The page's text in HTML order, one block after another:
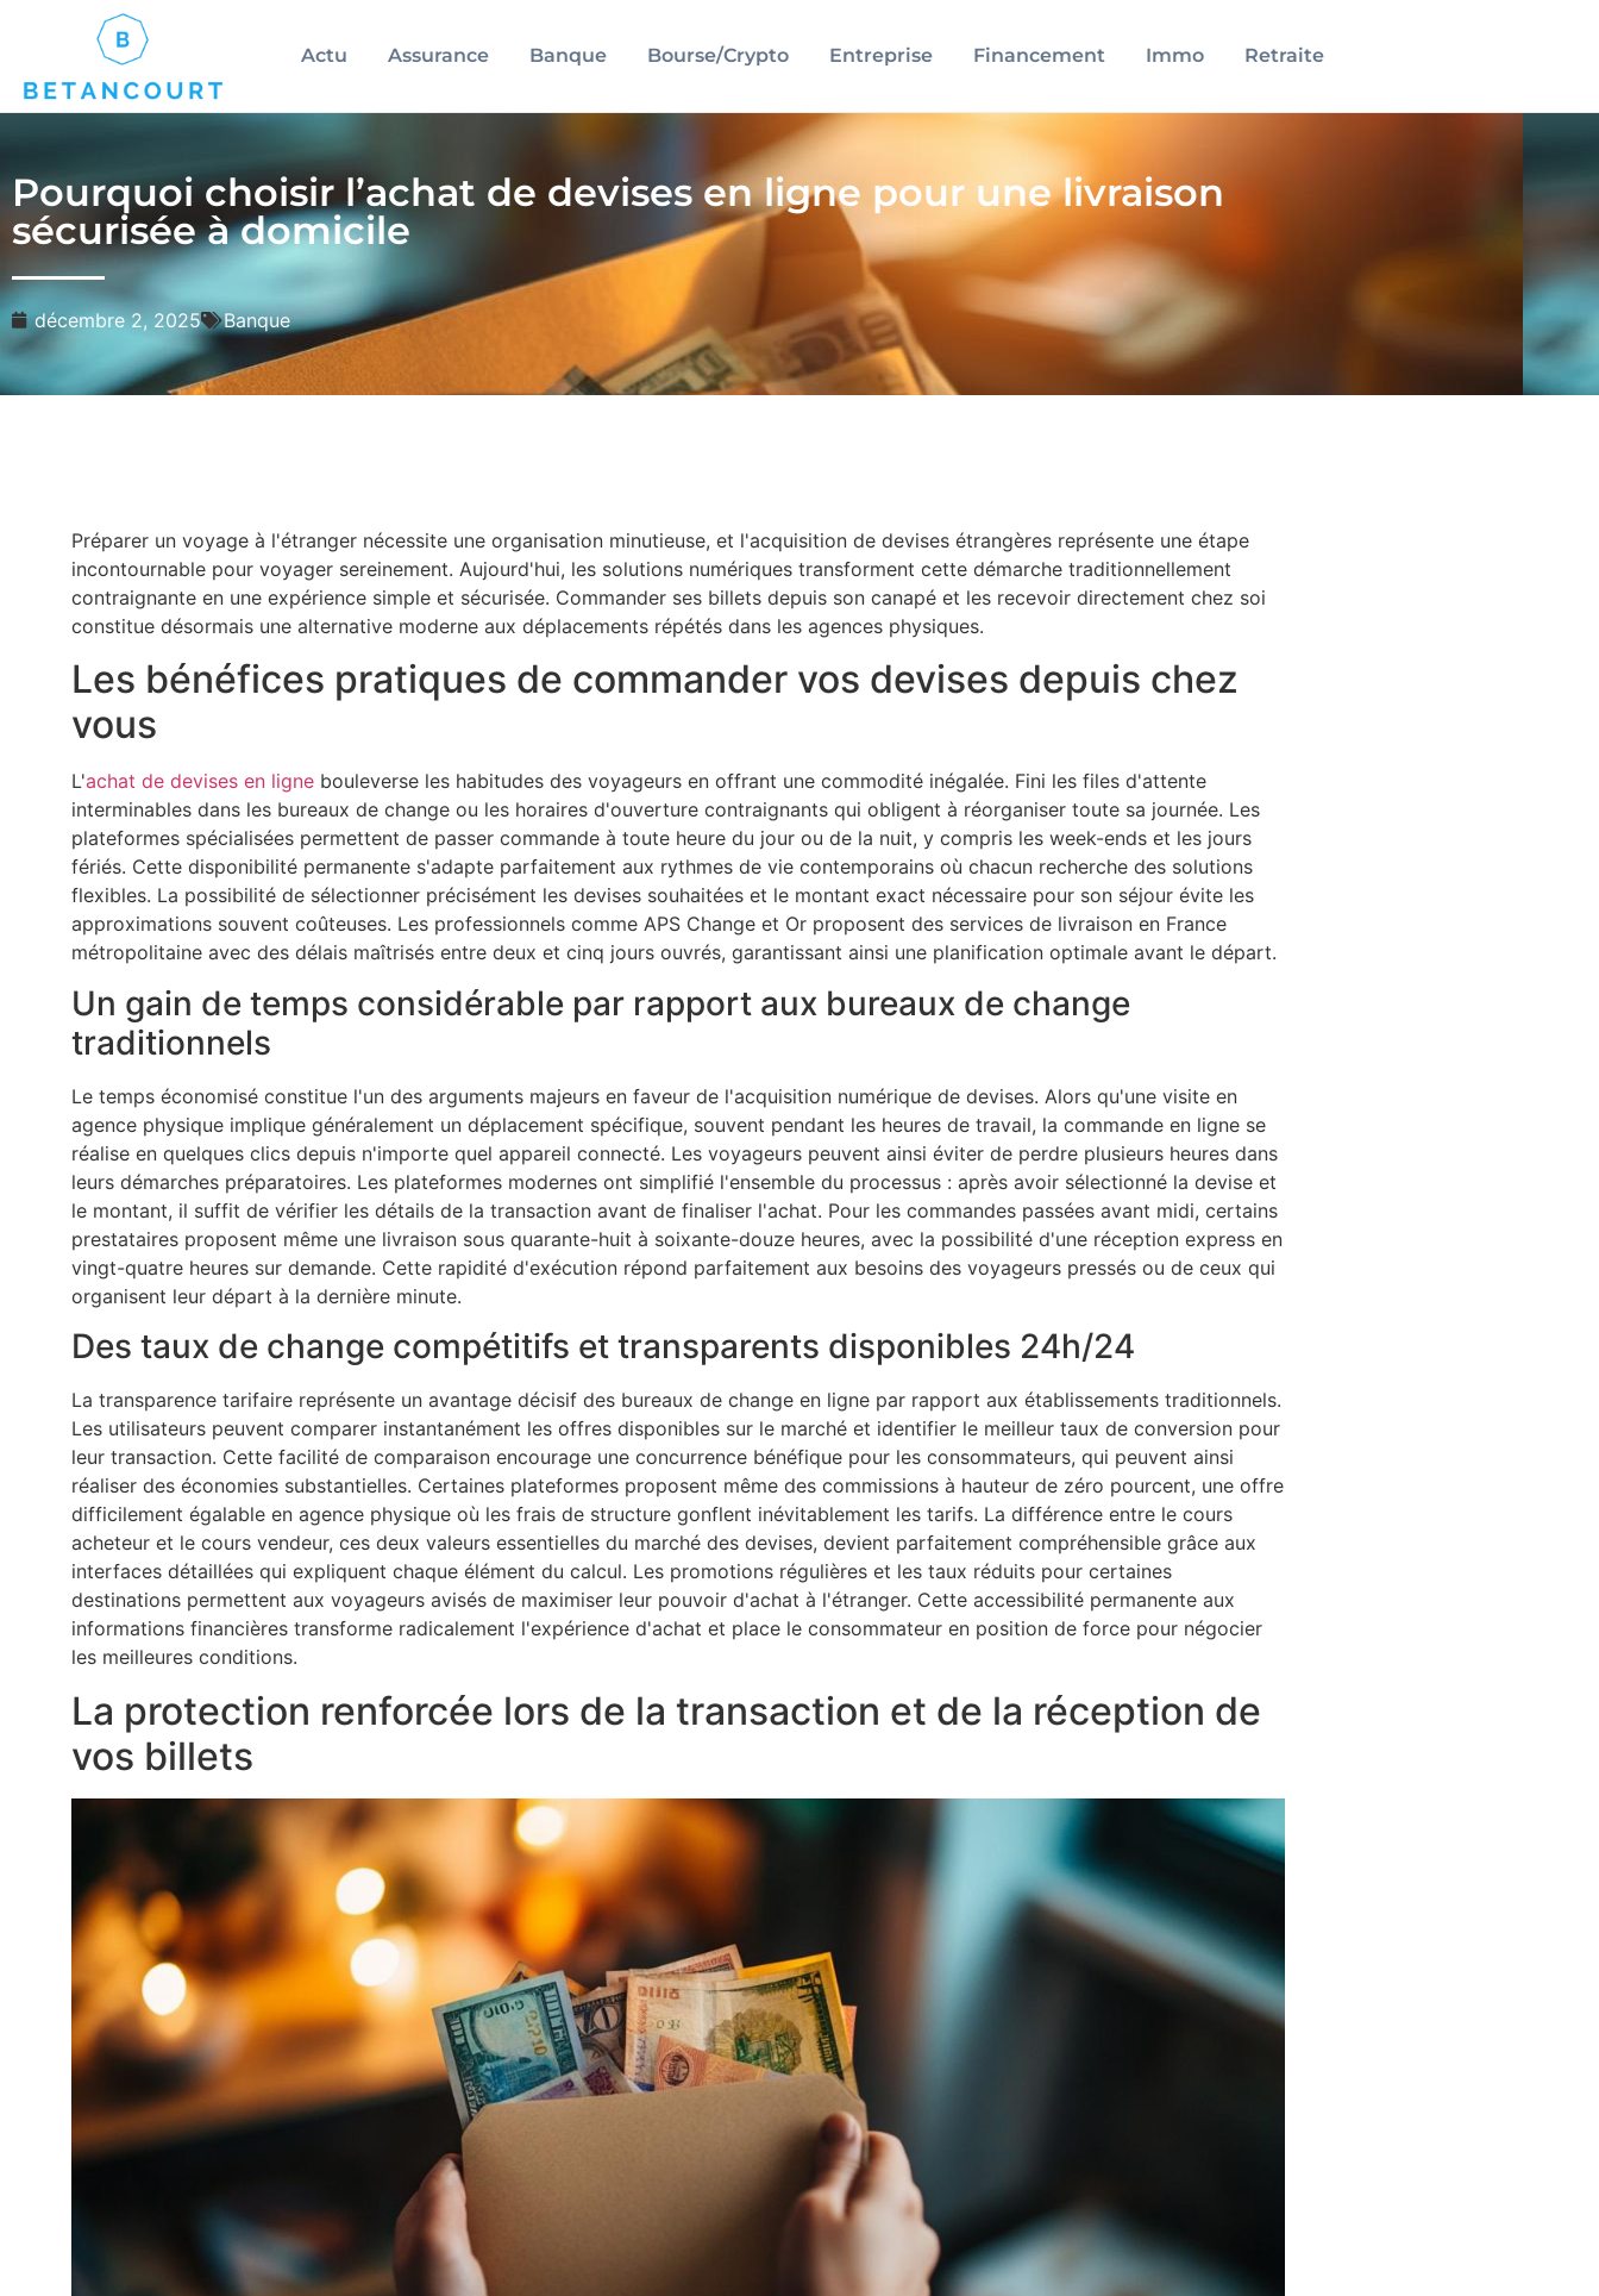
Actu Assurance Banque Bourse/Crypto Entreprise Financement Immo Retraite
Pourquoi choisir l’achat de devises en ligne pour une livraison
sécurisée à domicile
décembre 2, 2025 Banque
Préparer un voyage à l'étranger nécessite une organisation minutieuse, et l'acquisition de devises étrangères représente une étape
incontournable pour voyager sereinement. Aujourd'hui, les solutions numériques transforment cette démarche traditionnellement
contraignante en une expérience simple et sécurisée. Commander ses billets depuis son canapé et les recevoir directement chez soi
constitue désormais une alternative moderne aux déplacements répétés dans les agences physiques.
Les bénéfices pratiques de commander vos devises depuis chez
vous
L'achat de devises en ligne bouleverse les habitudes des voyageurs en offrant une commodité inégalée. Fini les files d'attente
interminables dans les bureaux de change ou les horaires d'ouverture contraignants qui obligent à réorganiser toute sa journée. Les
plateformes spécialisées permettent de passer commande à toute heure du jour ou de la nuit, y compris les week-ends et les jours
fériés. Cette disponibilité permanente s'adapte parfaitement aux rythmes de vie contemporains où chacun recherche des solutions
flexibles. La possibilité de sélectionner précisément les devises souhaitées et le montant exact nécessaire pour son séjour évite les
approximations souvent coûteuses. Les professionnels comme APS Change et Or proposent des services de livraison en France
métropolitaine avec des délais maîtrisés entre deux et cinq jours ouvrés, garantissant ainsi une planification optimale avant le départ.
Un gain de temps considérable par rapport aux bureaux de change
traditionnels
Le temps économisé constitue l'un des arguments majeurs en faveur de l'acquisition numérique de devises. Alors qu'une visite en
agence physique implique généralement un déplacement spécifique, souvent pendant les heures de travail, la commande en ligne se
réalise en quelques clics depuis n'importe quel appareil connecté. Les voyageurs peuvent ainsi éviter de perdre plusieurs heures dans
leurs démarches préparatoires. Les plateformes modernes ont simplifié l'ensemble du processus : après avoir sélectionné la devise et
le montant, il suffit de vérifier les détails de la transaction avant de finaliser l'achat. Pour les commandes passées avant midi, certains
prestataires proposent même une livraison sous quarante-huit à soixante-douze heures, avec la possibilité d'une réception express en
vingt-quatre heures sur demande. Cette rapidité d'exécution répond parfaitement aux besoins des voyageurs pressés ou de ceux qui
organisent leur départ à la dernière minute.
Des taux de change compétitifs et transparents disponibles 24h/24
La transparence tarifaire représente un avantage décisif des bureaux de change en ligne par rapport aux établissements traditionnels.
Les utilisateurs peuvent comparer instantanément les offres disponibles sur le marché et identifier le meilleur taux de conversion pour
leur transaction. Cette facilité de comparaison encourage une concurrence bénéfique pour les consommateurs, qui peuvent ainsi
réaliser des économies substantielles. Certaines plateformes proposent même des commissions à hauteur de zéro pourcent, une offre
difficilement égalable en agence physique où les frais de structure gonflent inévitablement les tarifs. La différence entre le cours
acheteur et le cours vendeur, ces deux valeurs essentielles du marché des devises, devient parfaitement compréhensible grâce aux
interfaces détaillées qui expliquent chaque élément du calcul. Les promotions régulières et les taux réduits pour certaines
destinations permettent aux voyageurs avisés de maximiser leur pouvoir d'achat à l'étranger. Cette accessibilité permanente aux
informations financières transforme radicalement l'expérience d'achat et place le consommateur en position de force pour négocier
les meilleures conditions.
La protection renforcée lors de la transaction et de la réception de
vos billets